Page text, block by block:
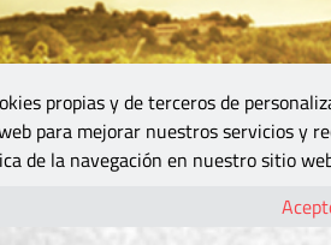
propias y de terceros de
para mejorar nuestros servicios y
de la navegación en nuestro sitio